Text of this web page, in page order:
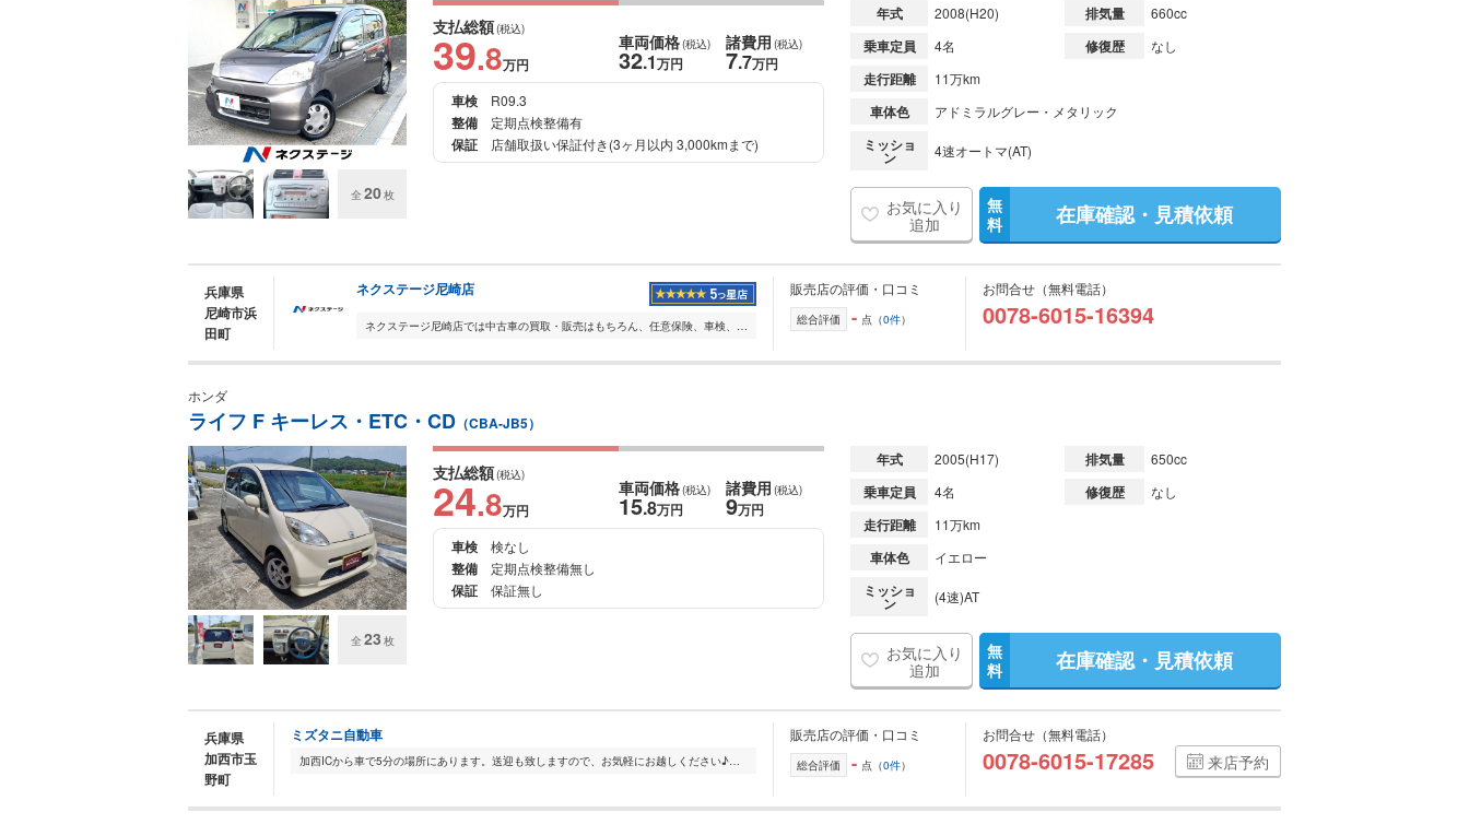
全 20枚
支払総額(税込)
39.8万円
車両価格(税込)
32.1万円
諸費用 (税込)
7.7万円
車検
R09.3
整備 定期点検整備有
保証 店舗取扱い保証付き(3ヶ月以内 3,000kmまで)
年式 2008(H20) 排気量 660cc
乗車定員 4名 修復歴 なし
走行距離 11万km
車体色 アドミラルグレー・メタリック
ミッショ
ン 4速オートマ(AT)
お気に入り
追加
無
料
在庫確認・見積依頼
兵庫県
尼崎市浜
田町
ネクステージ尼崎店
ネクステージ尼崎店では中古車の買取・販売はもちろん、任意保険、車検、メンテナンスなどお客様のカーライフをしっかりとサポートさせていただきます。 インターネット...
販売店の評価・口コミ
総合評価 - 点（0件）
お問合せ（無料電話）
0078-6015-16394
ホンダ
ライフ F キーレス・ETC・CD （CBA-JB5）
全 23 枚
支払総額(税込)
24.8万円
車両価格(税込)
15.8万円
諸費用 (税込)
9万円
車検
検なし
整備 定期点検整備無し
保証 保証無し
年式 2005(H17) 排気量 650cc
乗車定員 4名 修復歴 なし
走行距離 11万km
車体色 イエロー
ミッショ
ン (4速)AT
お気に入り
追加
無
料
在庫確認・見積依頼
兵庫県
加西市玉
野町
ミズタニ自動車
加西ICから車で5分の場所にあります。送迎も致しますので、お気軽にお越しください♪軽自動車メインで幅広く取り揃えております。 掲載物件以外にも在庫ございますので...
販売店の評価・口コミ
総合評価 - 点（0件）
お問合せ（無料電話）
0078-6015-17285 来店予約